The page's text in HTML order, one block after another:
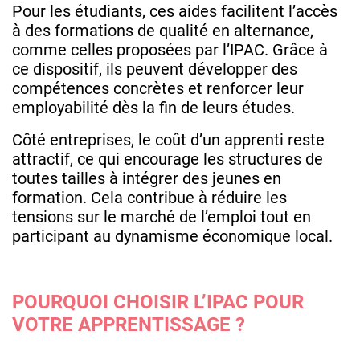
Pour les étudiants, ces aides facilitent l’accès
à des formations de qualité en alternance,
comme celles proposées par l’IPAC. Grâce à
ce dispositif, ils peuvent développer des
compétences concrètes et renforcer leur
employabilité dès la fin de leurs études.
Côté entreprises, le coût d’un apprenti reste
attractif, ce qui encourage les structures de
toutes tailles à intégrer des jeunes en
formation. Cela contribue à réduire les
tensions sur le marché de l’emploi tout en
participant au dynamisme économique local.
POURQUOI CHOISIR L’IPAC POUR
VOTRE APPRENTISSAGE ?